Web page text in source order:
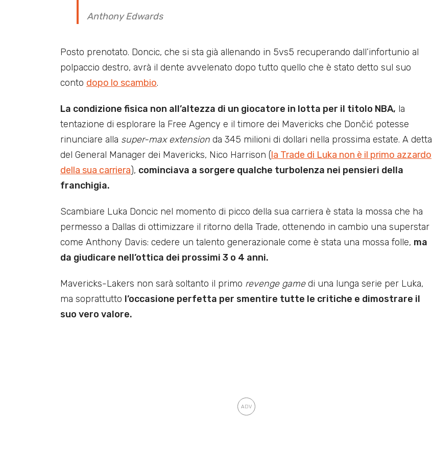
Anthony Edwards
Posto prenotato. Doncic, che si sta già allenando in 5vs5 recuperando dall’infortunio al
polpaccio destro, avrà il dente avvelenato dopo tutto quello che è stato detto sul suo
conto dopo lo scambio.
La condizione fisica non all’altezza di un giocatore in lotta per il titolo NBA, la
tentazione di esplorare la Free Agency e il timore dei Mavericks che Dončić potesse
rinunciare alla super-max extension da 345 milioni di dollari nella prossima estate. A detta
del General Manager dei Mavericks, Nico Harrison (la Trade di Luka non è il primo azzardo
della sua carriera), cominciava a sorgere qualche turbolenza nei pensieri della
franchigia.
Scambiare Luka Doncic nel momento di picco della sua carriera è stata la mossa che ha
permesso a Dallas di ottimizzare il ritorno della Trade, ottenendo in cambio una superstar
come Anthony Davis: cedere un talento generazionale come è stata una mossa folle, ma
da giudicare nell’ottica dei prossimi 3 o 4 anni.
Mavericks-Lakers non sarà soltanto il primo revenge gamedi una lunga serie per Luka,
ma soprattutto l’occasione perfetta per smentire tutte le critiche e dimostrare il
suo vero valore.